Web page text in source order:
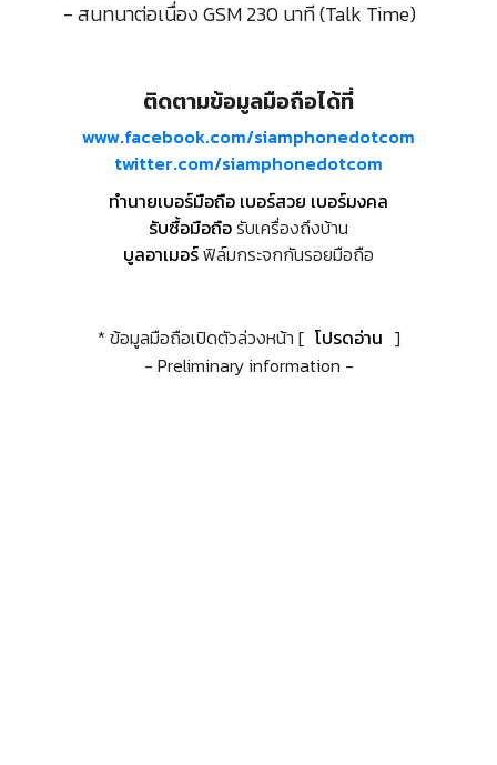
- สนทนาต่อเนื่อง GSM 230 นาที (Talk Time)
ติดตามข้อมูลมือถือได้ที่
www.facebook.com/siamphonedotcom
twitter.com/siamphonedotcom
ทำนายเบอร์มือถือ เบอร์สวย เบอร์มงคล
รับซื้อมือถือรับเครื่องถึงบ้าน
บูลอาเมอร์ฟิล์มกระจกกันรอยมือถือ
* ข้อมูลมือถือเปิดตัวล่วงหน้า [ โปรดอ่าน ]
- Preliminary information -